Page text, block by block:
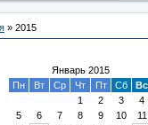
» 2015
Январь 2015
Пн
Вт Ср Чт Пт Сб
Вс
1
2 3
4
5
6 7 8 9 10
11